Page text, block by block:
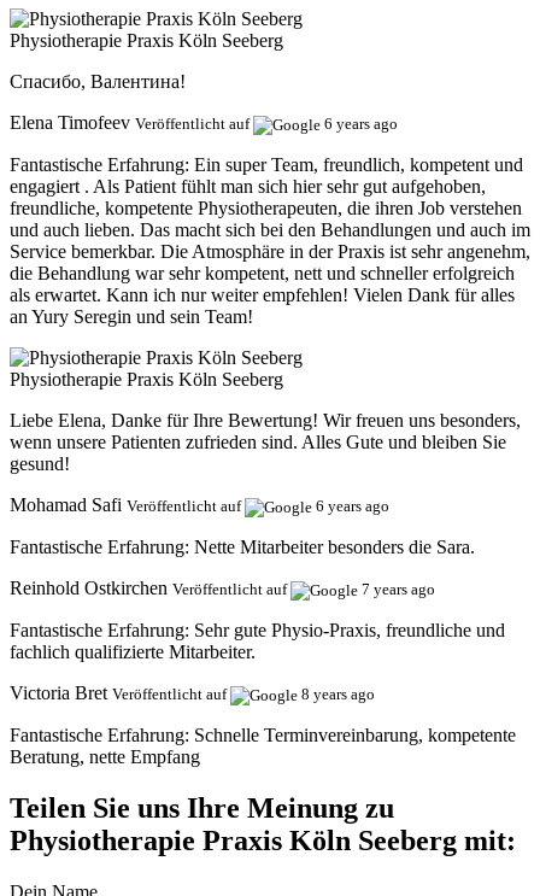
Physiotherapie Praxis Köln Seeberg
Спасибо, Валентина!
Elena Timofeev Veröffentlicht auf 6 years ago
Fantastische Erfahrung: Ein super Team, freundlich, kompetent und
engagiert . Als Patient fühlt man sich hier sehr gut aufgehoben,
freundliche, kompetente Physiotherapeuten, die ihren Job verstehen
und auch lieben. Das macht sich bei den Behandlungen und auch im
Service bemerkbar. Die Atmosphäre in der Praxis ist sehr angenehm,
die Behandlung war sehr kompetent, nett und schneller erfolgreich
als erwartet. Kann ich nur weiter empfehlen! Vielen Dank für alles
an Yury Seregin und sein Team!
Physiotherapie Praxis Köln Seeberg
Liebe Elena, Danke für Ihre Bewertung! Wir freuen uns besonders,
wenn unsere Patienten zufrieden sind. Alles Gute und bleiben Sie
gesund!
Mohamad Safi Veröffentlicht auf 6 years ago
Fantastische Erfahrung: Nette Mitarbeiter besonders die Sara.
Reinhold Ostkirchen Veröffentlicht auf 7 years ago
Fantastische Erfahrung: Sehr gute Physio-Praxis, freundliche und
fachlich qualifizierte Mitarbeiter.
Victoria Bret Veröffentlicht auf 8 years ago
Fantastische Erfahrung: Schnelle Terminvereinbarung, kompetente
Beratung, nette Empfang
Teilen Sie uns Ihre Meinung zu
Physiotherapie Praxis Köln Seeberg mit:
Dein Name